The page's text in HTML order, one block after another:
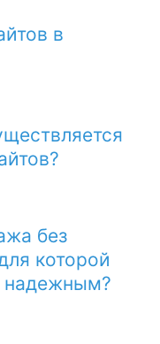
в
без
которой
надежным?